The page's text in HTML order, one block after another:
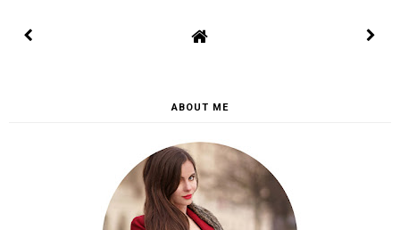
ABOUT ME